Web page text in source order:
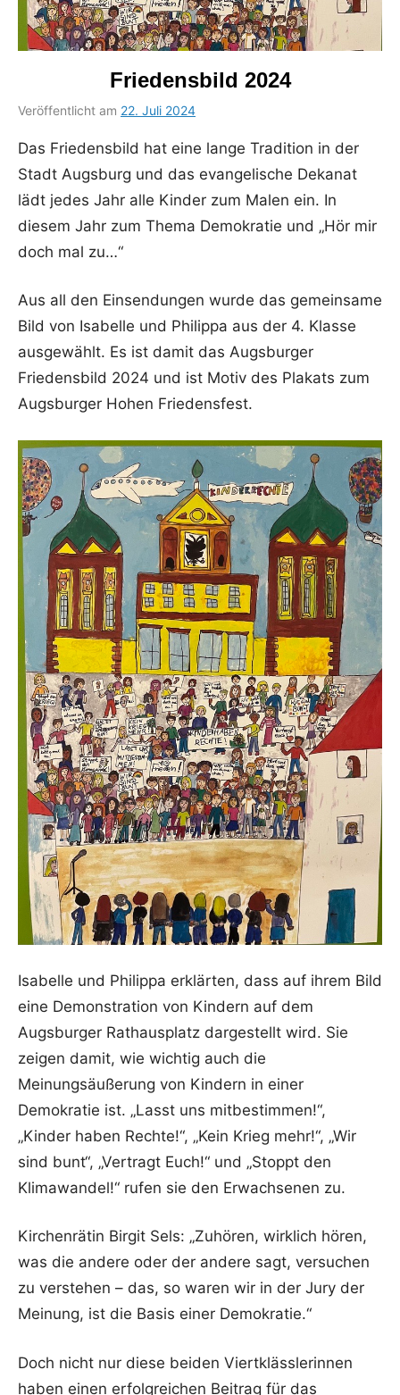
Friedensbild 2024
Veröffentlicht am 22. Juli 2024
Schumacher
Das Friedensbild hat eine lange Tradition in der
Stadt Augsburg und das evangelische Dekanat
lädt jedes Jahr alle Kinder zum Malen ein. In
diesem Jahr zum Thema Demokratie und „Hör mir
doch mal zu…“
Aus all den Einsendungen wurde das gemeinsame
Bild von Isabelle und Philippa aus der 4. Klasse
ausgewählt. Es ist damit das Augsburger
Friedensbild 2024 und ist Motiv des Plakats zum
Augsburger Hohen Friedensfest.
Isabelle und Philippa erklärten, dass auf ihrem Bild
eine Demonstration von Kindern auf dem
Augsburger Rathausplatz dargestellt wird. Sie
zeigen damit, wie wichtig auch die
Meinungsäußerung von Kindern in einer
Demokratie ist. „Lasst uns mitbestimmen!“,
„Kinder haben Rechte!“, „Kein Krieg mehr!“, „Wir
sind bunt“, „Vertragt Euch!“ und „Stoppt den
Klimawandel!“ rufen sie den Erwachsenen zu.
Kirchenrätin Birgit Sels: „Zuhören, wirklich hören,
was die andere oder der andere sagt, versuchen
zu verstehen – das, so waren wir in der Jury der
Meinung, ist die Basis einer Demokratie.“
Doch nicht nur diese beiden Viertklässlerinnen
haben einen erfolgreichen Beitrag für das